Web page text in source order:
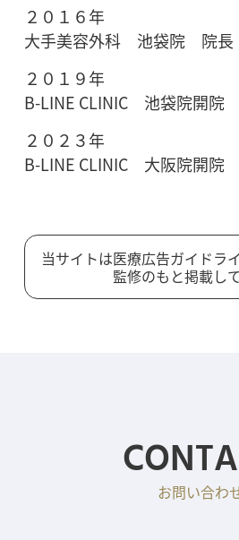
２０１６年
大手美容外科 池袋院 院長
２０１９年
B-LINE CLINIC 池袋院開院
２０２３年
B-LINE CLINIC 大阪院開院
当サイトは医療広告ガイドラ
監修のもと掲載し
お問い合わ